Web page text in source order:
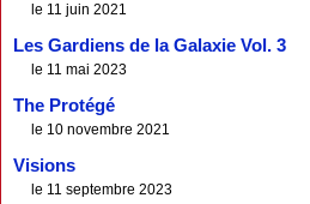
le 11 juin 2021
Les Gardiens de la Galaxie Vol. 3
le 11 mai 2023
The Protégé
le 10 novembre 2021
Visions
le 11 septembre 2023